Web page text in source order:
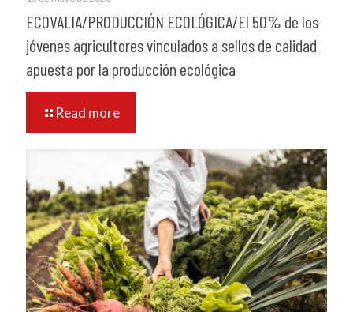
ECOVALIA/PRODUCCIÓN ECOLÓGICA/El 50% de los
jóvenes agricultores vinculados a sellos de calidad
apuesta por la producción ecológica
Read more